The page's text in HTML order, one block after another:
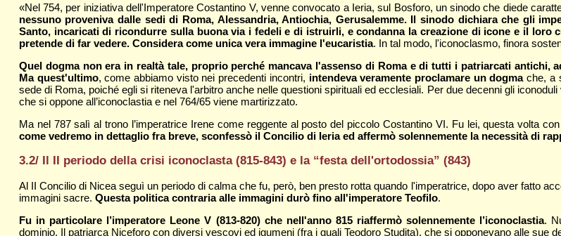
«Nel 754, per iniziativa dell'Imperatore Costantino V, venne convocato a Ieria, sul Bosforo, un sinodo che diede
nessuno proveniva dalle sedi di Roma, Alessandria, Antiochia, Gerusalemme. Il sinodo dichiara che gli
Santo, incaricati di ricondurre sulla buona via i fedeli e di istruirli, e condanna la creazione di icone e il loro
pretende di far vedere. Considera come unica vera immagine l'eucaristia. In tal modo, l'iconoclasmo, finora
Quel dogma non era in realtà tale, proprio perché mancava l'assenso di Roma e di tutti i patriarcati antichi,
Ma quest'ultimo, come abbiamo visto nei precedenti incontri, intendeva veramente proclamare un dogmache, a
sede di Roma, poiché egli si riteneva l'arbitro anche nelle questioni spirituali ed ecclesiali. Per due decenni gli
che si oppone all’iconoclastia e nel 764/65 viene martirizzato.
Ma nel 787 salì al trono l’imperatrice Irene come reggente al posto del piccolo Costantino VI. Fu lei, questa volta
come vedremo in dettaglio fra breve, sconfessò il Concilio di Ieria ed affermò solennemente la necessità di
3.2/ Il II periodo della crisi iconoclasta (815-843) e la “festa dell'ortodossia” (843)
Al II Concilio di Nicea seguì un periodo di calma che fu, però, ben presto rotta quando l'imperatrice, dopo aver fatto
immagini sacre. Questa politica contraria alle immagini durò fino all'imperatore Teofilo.
Fu in particolare l’imperatore Leone V (813-820) che nell'anno 815 riaffermò solennemente l’iconoclastia.
dominio. Il patriarca Niceforo con diversi vescovi ed igumeni (fra i quali Teodoro Studita), che si opponevano alle sue